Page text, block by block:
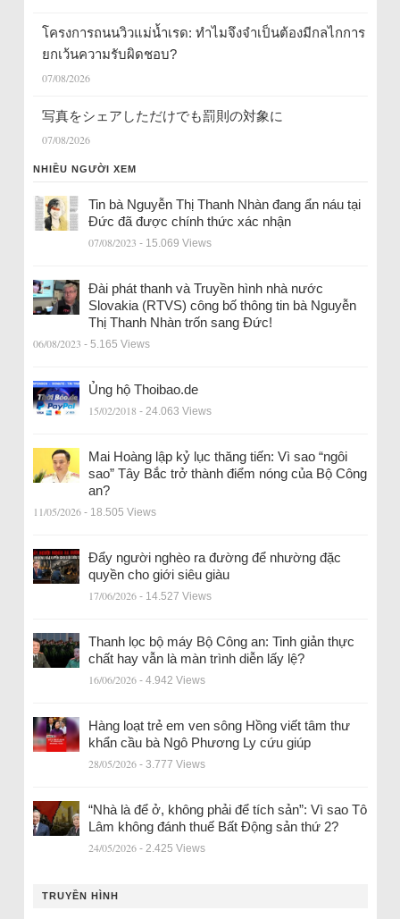
โครงการถนนวิวแม่น้ำเรด: ทำไมจึงจำเป็นต้องมีกลไกการ
ยกเว้นความรับผิดชอบ?
07/08/2026
写真をシェアしただけでも罰則の対象に
07/08/2026
NHIỀU NGƯỜI XEM
Tin bà Nguyễn Thị Thanh Nhàn đang ẩn náu tại
Đức đã được chính thức xác nhận
07/08/2023 - 15.069 Views
Đài phát thanh và Truyền hình nhà nước
Slovakia (RTVS) công bố thông tin bà Nguyễn
Thị Thanh Nhàn trốn sang Đức!
06/08/2023 - 5.165 Views
Ủng hộ Thoibao.de
15/02/2018 - 24.063 Views
Mai Hoàng lập kỷ lục thăng tiến: Vì sao “ngôi
sao” Tây Bắc trở thành điểm nóng của Bộ Công
an?
11/05/2026 - 18.505 Views
Đẩy người nghèo ra đường để nhường đặc
quyền cho giới siêu giàu
17/06/2026 - 14.527 Views
Thanh lọc bộ máy Bộ Công an: Tinh giản thực
chất hay vẫn là màn trình diễn lấy lệ?
16/06/2026 - 4.942 Views
Hàng loạt trẻ em ven sông Hồng viết tâm thư
khẩn cầu bà Ngô Phương Ly cứu giúp
28/05/2026 - 3.777 Views
“Nhà là để ở, không phải để tích sản”: Vì sao Tô
Lâm không đánh thuế Bất Động sản thứ 2?
24/05/2026 - 2.425 Views
TRUYỀN HÌNH